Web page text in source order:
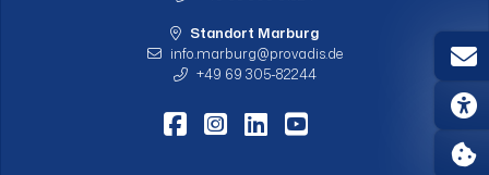
Standort Marburg
info.marburg
provadis.de
+49 69 305-82244